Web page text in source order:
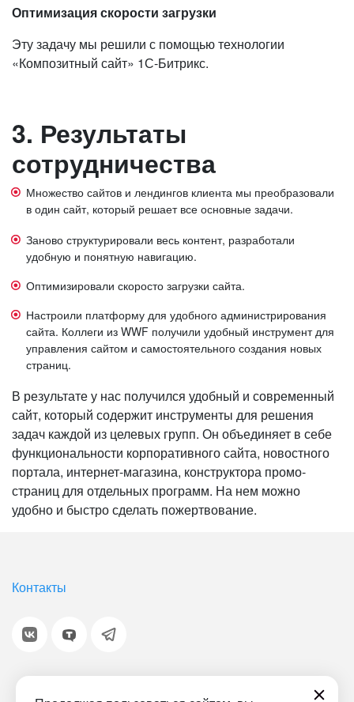
Оптимизация скорости загрузки
Эту задачу мы решили с помощью технологии
«Композитный сайт» 1С-Битрикс.
3. Результаты
сотрудничества
Множество сайтов и лендингов клиента мы преобразовали
в один сайт, который решает все основные задачи.
Заново структурировали весь контент, разработали
удобную и понятную навигацию.
Оптимизировали скоросто загрузки сайта.
Настроили платформу для удобного администрирования
сайта. Коллеги из WWF получили удобный инструмент для
управления сайтом и самостоятельного создания новых
страниц.
В результате у нас получился удобный и современный
сайт, который содержит инструменты для решения
задач каждой из целевых групп. Он объединяет в себе
функциональности корпоративного сайта, новостного
портала, интернет-магазина, конструктора промо-
страниц для отдельных программ. На нем можно
удобно и быстро сделать пожертвование.
Контакты